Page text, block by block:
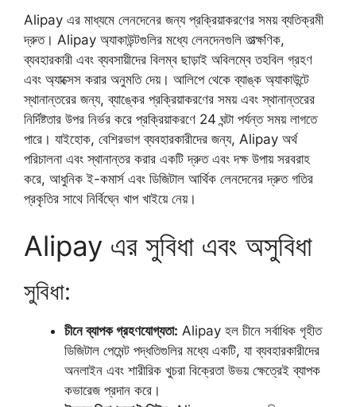
Alipay এর মাধ্যমে লেনদেনের জন্য প্রক্রিয়াকরণের সময় ব্যতিক্রমী
দ্রুত। Alipay অ্যাকাউন্টগুলির মধ্যে লেনদেনগুলি তাত্ক্ষণিক,
ব্যবহারকারী এবং ব্যবসায়ীদের বিলম্ব ছাড়াই অবিলম্বে তহবিল গ্রহণ
এবং অ্যাক্সেস করার অনুমতি দেয়। আলিপে থেকে ব্যাঙ্ক অ্যাকাউন্টে
স্থানান্তরের জন্য, ব্যাঙ্কের প্রক্রিয়াকরণের সময় এবং স্থানান্তরের
নির্দিষ্টতার উপর নির্ভর করে প্রক্রিয়াকরণে 24 ঘন্টা পর্যন্ত সময় লাগতে
পারে। যাইহোক, বেশিরভাগ ব্যবহারকারীদের জন্য, Alipay অর্থ
পরিচালনা এবং স্থানান্তর করার একটি দ্রুত এবং দক্ষ উপায় সরবরাহ
করে, আধুনিক ই-কমার্স এবং ডিজিটাল আর্থিক লেনদেনের দ্রুত গতির
প্রকৃতির সাথে নির্বিঘ্নে খাপ খাইয়ে নেয়।
Alipay এর সুবিধা এবং অসুবিধা
সুবিধা:
চীনে ব্যাপক গ্রহণযোগ্যতা: Alipay হল চীনে সর্বাধিক গৃহীত
ডিজিটাল পেমেন্ট পদ্ধতিগুলির মধ্যে একটি, যা ব্যবহারকারীদের
অনলাইন এবং শারীরিক খুচরা বিক্রেতা উভয় ক্ষেত্রেই ব্যাপক
কভারেজ প্রদান করে।